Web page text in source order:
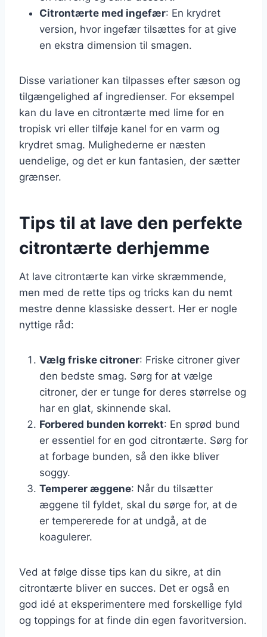
Citrontærte med ingefær: En krydret
version, hvor ingefær tilsættes for at give
en ekstra dimension til smagen.
Disse variationer kan tilpasses efter sæson og
tilgængelighed af ingredienser. For eksempel
kan du lave en citrontærte med lime for en
tropisk vri eller tilføje kanel for en varm og
krydret smag. Mulighederne er næsten
uendelige, og det er kun fantasien, der sætter
grænser.
Tips til at lave den perfekte
citrontærte derhjemme
At lave citrontærte kan virke skræmmende,
men med de rette tips og tricks kan du nemt
mestre denne klassiske dessert. Her er nogle
nyttige råd:
Vælg friske citroner: Friske citroner giver
den bedste smag. Sørg for at vælge
citroner, der er tunge for deres størrelse og
har en glat, skinnende skal.
Forbered bunden korrekt: En sprød bund
er essentiel for en god citrontærte. Sørg for
at forbage bunden, så den ikke bliver
soggy.
Temperer æggene: Når du tilsætter
æggene til fyldet, skal du sørge for, at de
er tempererede for at undgå, at de
koagulerer.
Ved at følge disse tips kan du sikre, at din
citrontærte bliver en succes. Det er også en
god idé at eksperimentere med forskellige fyld
og toppings for at finde din egen favoritversion.